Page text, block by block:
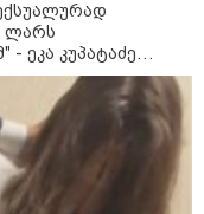
ლარს
ეკა კუპატაძე